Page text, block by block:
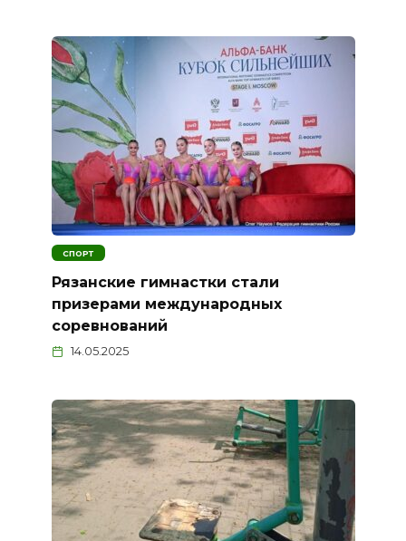
СПОРТ
Рязанские гимнастки стали
призерами международных
соревнований
14.05.2025